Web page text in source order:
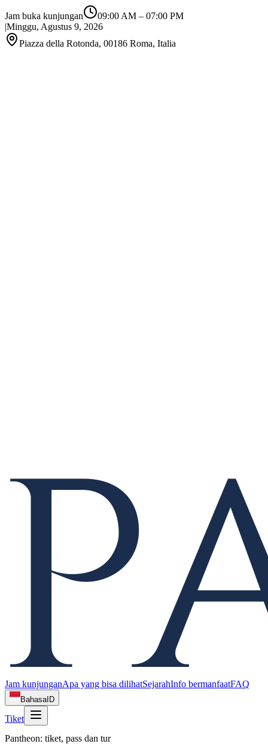
Jam buka kunjungan 09:00 AM – 07:00 PM
|Minggu, Agustus 9, 2026
Piazza della Rotonda, 00186 Roma, Italia
Jam kunjunganApa yang bisa dilihatSejarahInfo bermanfaatFAQ
BahasaID
Tiket
Pantheon: tiket, pass dan tur